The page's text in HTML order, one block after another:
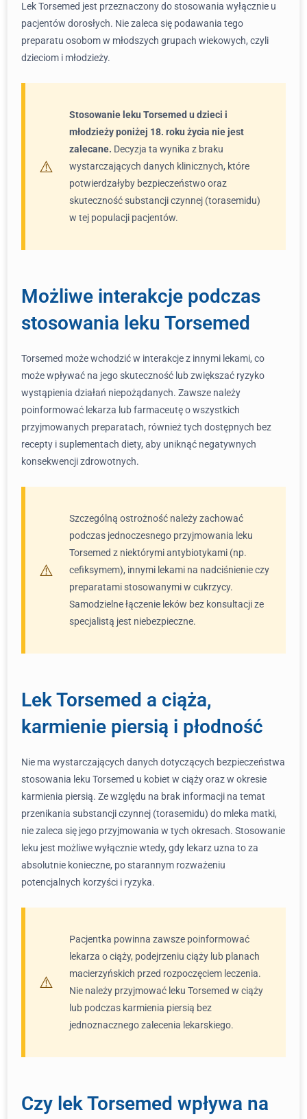
Lek Torsemed jest przeznaczony do stosowania wyłącznie u
pacjentów dorosłych. Nie zaleca się podawania tego
preparatu osobom w młodszych grupach wiekowych, czyli
dzieciom i młodzieży.
Stosowanie leku Torsemed u dzieci i
młodzieży poniżej 18. roku życia nie jest
zalecane. Decyzja ta wynika z braku
wystarczających danych klinicznych, które
potwierdzałyby bezpieczeństwo oraz
skuteczność substancji czynnej (torasemidu)
w tej populacji pacjentów.
Możliwe interakcje podczas
stosowania leku Torsemed
Torsemed może wchodzić w interakcje z innymi lekami, co
może wpływać na jego skuteczność lub zwiększać ryzyko
wystąpienia działań niepożądanych. Zawsze należy
poinformować lekarza lub farmaceutę o wszystkich
przyjmowanych preparatach, również tych dostępnych bez
recepty i suplementach diety, aby uniknąć negatywnych
konsekwencji zdrowotnych.
Szczególną ostrożność należy zachować
podczas jednoczesnego przyjmowania leku
Torsemed z niektórymi antybiotykami (np.
cefiksymem), innymi lekami na nadciśnienie czy
preparatami stosowanymi w cukrzycy.
Samodzielne łączenie leków bez konsultacji ze
specjalistą jest niebezpieczne.
Lek Torsemed a ciąża,
karmienie piersią i płodność
Nie ma wystarczających danych dotyczących bezpieczeństwa
stosowania leku Torsemed u kobiet w ciąży oraz w okresie
karmienia piersią. Ze względu na brak informacji na temat
przenikania substancji czynnej (torasemidu) do mleka matki,
nie zaleca się jego przyjmowania w tych okresach. Stosowanie
leku jest możliwe wyłącznie wtedy, gdy lekarz uzna to za
absolutnie konieczne, po starannym rozważeniu
potencjalnych korzyści i ryzyka.
Pacjentka powinna zawsze poinformować
lekarza o ciąży, podejrzeniu ciąży lub planach
macierzyńskich przed rozpoczęciem leczenia.
Nie należy przyjmować leku Torsemed w ciąży
lub podczas karmienia piersią bez
jednoznacznego zalecenia lekarskiego.
Czy lek Torsemed wpływa na